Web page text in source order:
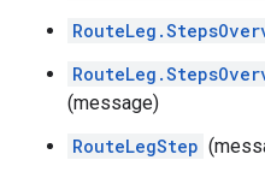
(message)
RouteLegStep